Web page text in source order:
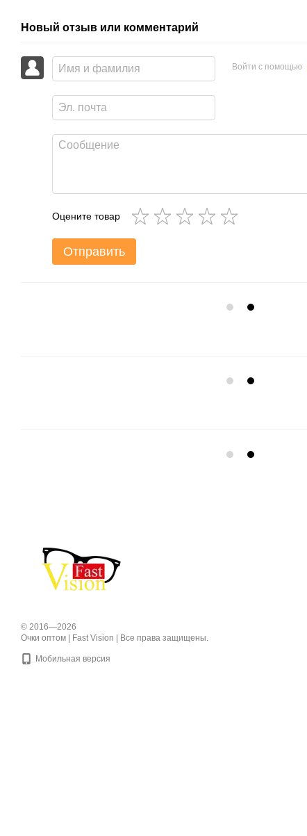
Новый отзыв или комментарий
Войти с помощью
Оцените товар
Отправить
© 2016—2026
Очки оптом | Fast Vision | Все права защищены.
Мобильная версия